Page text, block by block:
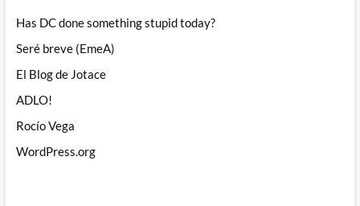
Has DC done something stupid today?
Seré breve (EmeA)
El Blog de Jotace
ADLO!
Rocío Vega
WordPress.org